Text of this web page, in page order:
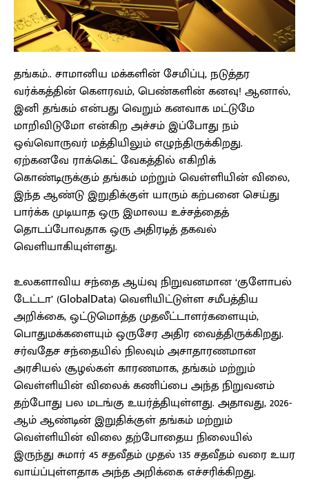
தங்கம்.. சாமானிய மக்களின் சேமிப்பு, நடுத்தர
வர்க்கத்தின் கௌரவம், பெண்களின் கனவு! ஆனால்,
இனி தங்கம் என்பது வெறும் கனவாக மட்டுமே
மாறிவிடுமோ என்கிற அச்சம் இப்போது நம்
ஒவ்வொருவர் மத்தியிலும் எழுந்திருக்கிறது.
ஏற்கனவே ராக்கெட் வேகத்தில் எகிறிக்
கொண்டிருக்கும் தங்கம் மற்றும் வெள்ளியின் விலை,
இந்த ஆண்டு இறுதிக்குள் யாரும் கற்பனை செய்து
பார்க்க முடியாத ஒரு இமாலய உச்சத்தைத்
தொடப்போவதாக ஒரு அதிரடித் தகவல்
வெளியாகியுள்ளது.
உலகளாவிய சந்தை ஆய்வு நிறுவனமான ‘குளோபல்
டேட்டா’ (GlobalData) வெளியிட்டுள்ள சமீபத்திய
அறிக்கை, ஒட்டுமொத்த முதலீட்டாளர்களையும்,
பொதுமக்களையும் ஒருசேர அதிர வைத்திருக்கிறது.
சர்வதேச சந்தையில் நிலவும் அசாதாரணமான
அரசியல் சூழல்கள் காரணமாக, தங்கம் மற்றும்
வெள்ளியின் விலைக் கணிப்பை அந்த நிறுவனம்
தற்போது பல மடங்கு உயர்த்தியுள்ளது. அதாவது, 2026-
ஆம் ஆண்டின் இறுதிக்குள் தங்கம் மற்றும்
வெள்ளியின் விலை தற்போதைய நிலையில்
இருந்து சுமார் 45 சதவீதம் முதல் 135 சதவீதம் வரை உயர
வாய்ப்புள்ளதாக அந்த அறிக்கை எச்சரிக்கிறது.